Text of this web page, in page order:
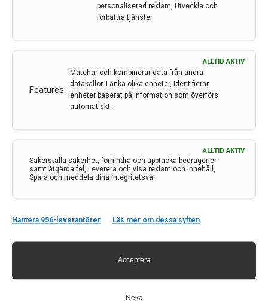
personaliserad reklam, Utveckla och
förbättra tjänster.
Features
ALLTID AKTIV
Matchar och kombinerar data från andra
datakällor, Länka olika enheter, Identifierar
enheter baserat på information som överförs
automatiskt.
Säkerställa säkerhet, förhindra och upptäcka bedrägerier
samt åtgärda fel, Leverera och visa reklam och innehåll,
Spara och meddela dina integritetsval.
ALLTID AKTIV
Hantera 956-leverantörer Läs mer om dessa syften
Acceptera
Neka
Varför väljer man att ägna sitt yrkesliv åt en plågsam
sjukdom som nästan undantagslöst leder till döden
bara några år efter diagnos – och där det fortfarande
saknas ett botemedel?
bot är det ändå bättre att få sjukdomen i dag än för tio
år sedan, säger forskaren Caroline Ingre som
oförtrutet har arbetat med ALS i 14 år och startat